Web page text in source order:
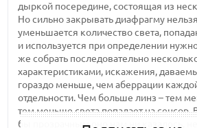
дыркой посередине, состоящая из
Но сильно закрывать диафрагму нельзя
уменьшается количество света,
и используется при определении
же собрать последовательно
характеристиками, искажения,
гораздо меньше, чем аберрации
отдельности. Чем больше линз – тем
тем меньше света попадает на сенсор.
бы прозрачным оно нам ни казалось,